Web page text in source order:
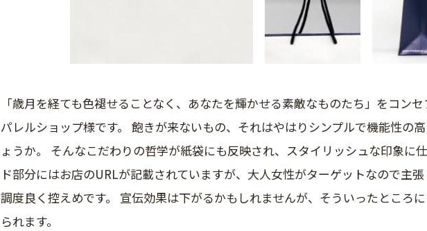
「歳月を経ても色褪せることなく、あなたを輝かせる素敵なものたち」をコン
パレルショップ様です。 飽きが来ないもの、それはやはりシンプルで機能性の
ょうか。 そんなこだわりの哲学が紙袋にも反映され、スタイリッシュな印象に
ド部分にはお店のURLが記載されていますが、大人女性がターゲットなので主
調度良く控えめです。 宣伝効果は下がるかもしれませんが、そういったところ
られます。